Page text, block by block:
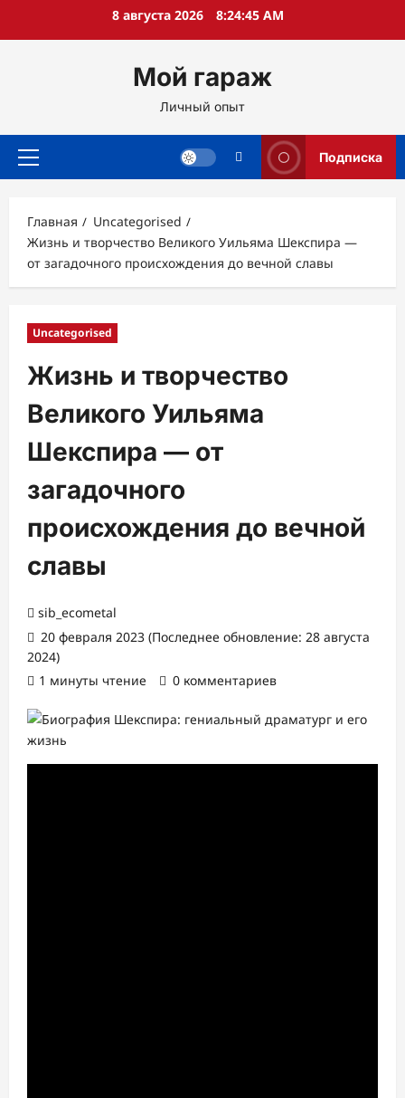
8 августа 2026 8:24:46 AM
Мой гараж
Личный опыт
Основное
Подписка
Главная
Uncategorised
Жизнь и творчество Великого Уильяма Шекспира —
от загадочного происхождения до вечной славы
Uncategorised
Жизнь и творчество
Великого Уильяма
Шекспира — от
загадочного
происхождения до вечной
славы
sib_ecometal
20 февраля 2023 (Последнее обновление: 28 августа
2024)
1 минуты чтение
0 комментариев